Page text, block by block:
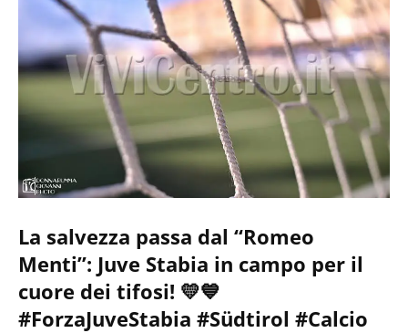
La salvezza passa dal “Romeo
Menti”: Juve Stabia in campo per il
cuore dei tifosi! 💛💙
#ForzaJuveStabia #Südtirol #Calcio